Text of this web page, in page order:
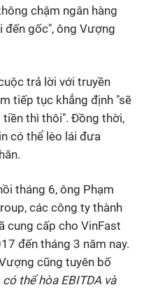
chậm ngân hàng
đến gốc", ông Vượng
trả lời với truyền
tiếp tục khẳng định "sẽ
thì thôi". Đồng thời,
có thể lèo lái đưa
tháng 6, ông Phạm
các công ty thành
cung cấp cho VinFast
đến tháng 3 năm nay.
cũng tuyên bố
thể hòa EBITDA và